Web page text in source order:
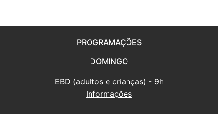
PROGRAMAÇÕES
DOMINGO
EBD (adultos e crianças) - 9h
Informações